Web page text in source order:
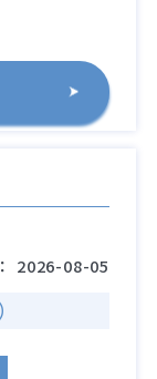
2026-08-05